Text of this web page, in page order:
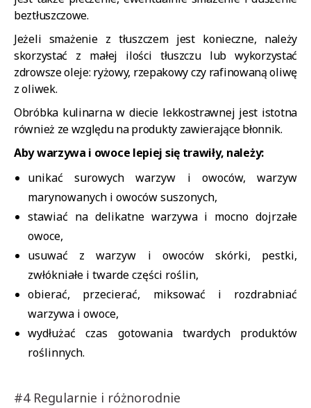
beztłuszczowe.
Jeżeli smażenie z tłuszczem jest konieczne, należy
skorzystać z małej ilości tłuszczu lub wykorzystać
zdrowsze oleje: ryżowy, rzepakowy czy rafinowaną oliwę
z oliwek.
Obróbka kulinarna w diecie lekkostrawnej jest istotna
również ze względu na produkty zawierające błonnik.
Aby warzywa i owoce lepiej się trawiły, należy:
unikać surowych warzyw i owoców, warzyw
marynowanych i owoców suszonych,
stawiać na delikatne warzywa i mocno dojrzałe
owoce,
usuwać z warzyw i owoców skórki, pestki,
zwłókniałe i twarde części roślin,
obierać, przecierać, miksować i rozdrabniać
warzywa i owoce,
wydłużać czas gotowania twardych produktów
roślinnych.
#4 Regularnie i różnorodnie